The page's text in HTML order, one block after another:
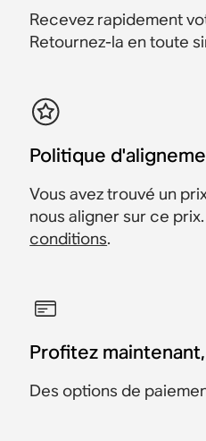
Recevez rapidement
Retournez-la en toute
Politique
Vous avez trouvé un
nous aligner sur ce
conditions.
Profitez
Des options de